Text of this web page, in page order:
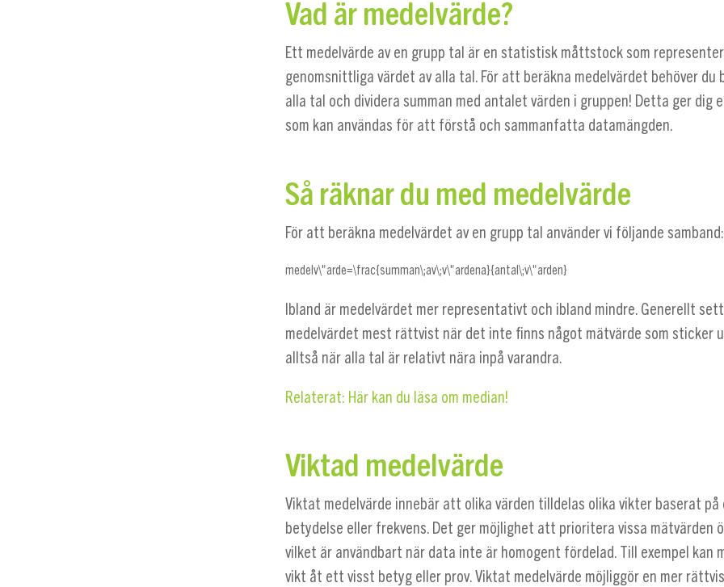
Vad är medelvärde?
Ett medelvärde av en grupp tal är en statistisk måttstock som
genomsnittliga värdet av alla tal. För att beräkna medelvärdet behöver du
alla tal och dividera summan med antalet värden i gruppen! Detta ger dig
som kan användas för att förstå och sammanfatta datamängden.
Så räknar du med medelvärde
För att beräkna medelvärdet av en grupp tal använder vi följande samband:
medelv\"arde=\frac{summan\;av\;v\"ardena}{antal\;v\"arden}
Ibland är medelvärdet mer representativt och ibland mindre. Generellt
medelvärdet mest rättvist när det inte finns något mätvärde som sticker
alltså när alla tal är relativt nära inpå varandra.
Relaterat: Här kan du läsa om median!
Viktad medelvärde
Viktat medelvärde innebär att olika värden tilldelas olika vikter baserat på
betydelse eller frekvens. Det ger möjlighet att prioritera vissa mätvärden
vilket är användbart när data inte är homogent fördelad. Till exempel kan
vikt åt ett visst betyg eller prov. Viktat medelvärde möjliggör en mer